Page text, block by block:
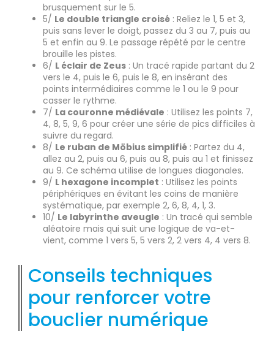
brusquement sur le 5.
5/ Le double triangle croisé : Reliez le 1, 5 et 3,
puis sans lever le doigt, passez du 3 au 7, puis au
5 et enfin au 9. Le passage répété par le centre
brouille les pistes.
6/ L éclair de Zeus : Un tracé rapide partant du 2
vers le 4, puis le 6, puis le 8, en insérant des
points intermédiaires comme le 1 ou le 9 pour
casser le rythme.
7/ La couronne médiévale : Utilisez les points 7,
4, 8, 5, 9, 6 pour créer une série de pics difficiles à
suivre du regard.
8/ Le ruban de Möbius simplifié : Partez du 4,
allez au 2, puis au 6, puis au 8, puis au 1 et finissez
au 9. Ce schéma utilise de longues diagonales.
9/ L hexagone incomplet : Utilisez les points
périphériques en évitant les coins de manière
systématique, par exemple 2, 6, 8, 4, 1, 3.
10/ Le labyrinthe aveugle : Un tracé qui semble
aléatoire mais qui suit une logique de va-et-
vient, comme 1 vers 5, 5 vers 2, 2 vers 4, 4 vers 8.
Conseils techniques
pour renforcer votre
bouclier numérique